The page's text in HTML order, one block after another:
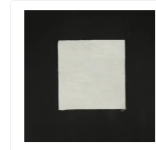
Videos